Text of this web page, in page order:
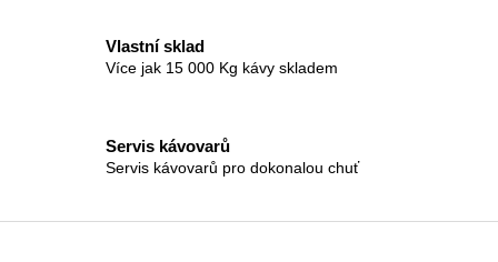
Vlastní sklad
Více jak 15 000 Kg kávy skladem
Servis kávovarů
Servis kávovarů pro dokonalou chuť